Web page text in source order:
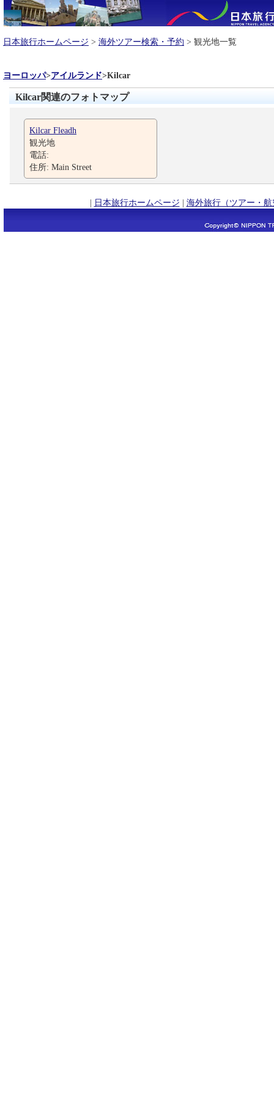
日本旅行ホームページ > 海外ツアー検索・予約 > 観光地一覧
ヨーロッパ>アイルランド>Kilcar
Kilcar関連のフォトマップ
Kilcar Fleadh
観光地
電話:
住所: Main Street
| 日本旅行ホームページ | 海外旅行（ツアー・航